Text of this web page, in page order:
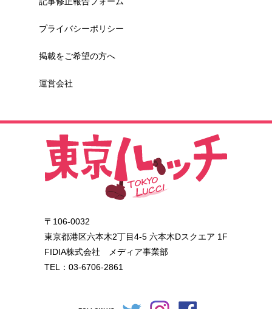
プライバシーポリシー
掲載をご希望の方へ
運営会社
〒106-0032
東京都港区六本木2丁目4-5 六本木Dスクエア 1F
FIDIA株式会社 メディア事業部
TEL：03-6706-2861